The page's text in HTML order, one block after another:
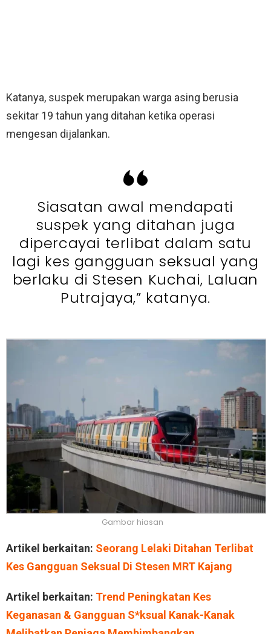
Katanya, suspek merupakan warga asing berusia
sekitar 19 tahun yang ditahan ketika operasi
mengesan dijalankan.
Siasatan awal mendapati
suspek yang ditahan juga
dipercayai terlibat dalam satu
lagi kes gangguan seksual yang
berlaku di Stesen Kuchai, Laluan
Putrajaya,” katanya.
Gambar hiasan
Artikel berkaitan: Seorang Lelaki Ditahan Terlibat
Kes Gangguan Seksual Di Stesen MRT Kajang
Artikel berkaitan: Trend Peningkatan Kes
Keganasan & Gangguan S*ksual Kanak-Kanak